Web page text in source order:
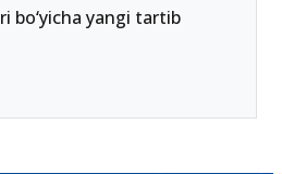
yangi tartib